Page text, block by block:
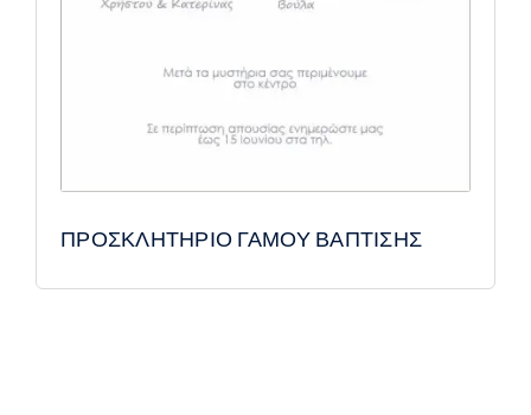
ΠΡΟΣΚΛΗΤΗΡΙΟ ΓΑΜΟΥ ΒΑΠΤΙΣΗΣ